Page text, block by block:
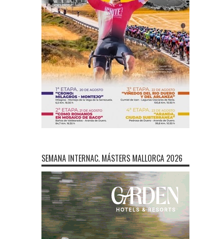
SEMANA INTERNAC. MÁSTERS MALLORCA 2026